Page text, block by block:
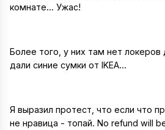
комнате... Ужас!
Более того, у них там нет локеров
дали синие сумки от IKEA...
Я выразил протест, что если что
не нравица - топай. No refund will